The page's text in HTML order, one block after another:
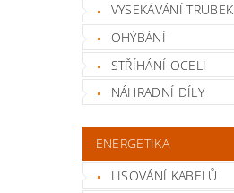
VYSEKÁVÁNÍ TRUBEK
OHÝBÁNÍ
STŘÍHÁNÍ OCELI
NÁHRADNÍ DÍLY
ENERGETIKA
LISOVÁNÍ KABELŮ